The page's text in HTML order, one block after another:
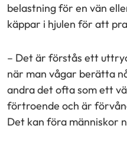
belastning för en vän
käppar i hjulen för att
– Det är förstås ett
när man vågar berätta
andra det ofta som ett
förtroende och är
Det kan föra människor